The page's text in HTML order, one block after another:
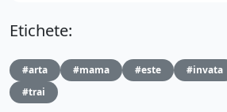
Etichete:
#arta #mama #este #invata
#trai